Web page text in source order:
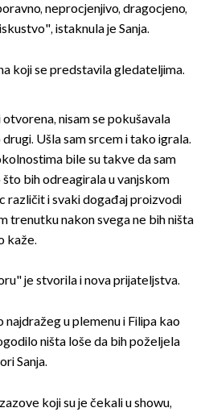
neprocjenjivo, dragocjeno,
istaknula je Sanja.
koji se predstavila gledateljima.
nisam se pokušavala
Ušla sam srcem i tako igrala.
bile su takve da sam
bih odreagirala u vanjskom
različit i svaki događaj proizvodi
trenutku nakon svega ne bih ništa
kaže.
je stvorila i nova prijateljstva.
u plemenu i Filipa kao
ništa loše da bih poželjela
Sanja.
koji su je čekali u showu,